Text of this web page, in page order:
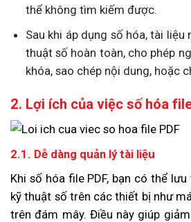
thể không tìm kiếm được.
Sau khi áp dụng số hóa, tài
thuật số hoàn toàn, cho phép
khóa, sao chép nội dung, hoặc
2. Lợi ích của việc số hóa
2.1. Dễ dàng quản lý tài liệu
Khi số hóa file PDF, bạn có thể
kỹ thuật số trên các thiết bị như
trên đám mây. Điều này giúp